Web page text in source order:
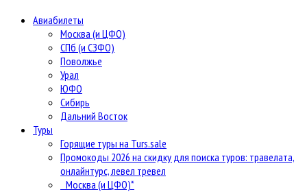
Авиабилеты
Москва (и ЦФО)
СПб (и СЗФО)
Поволжье
Урал
ЮФО
Сибирь
Дальний Восток
Туры
Горящие туры на Turs.sale
Промокоды 2026 на скидку для поиска туров: травелата,
онлайнтурс, левел тревел
Москва (и ЦФО)*